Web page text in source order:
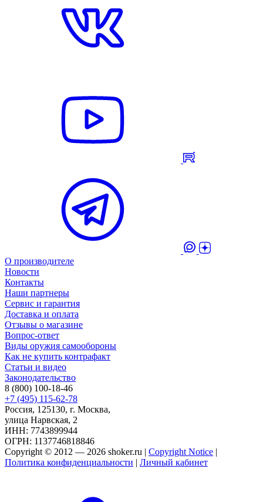
О производителе
Новости
Контакты
Наши партнеры
Сервис и гарантия
Доставка и оплата
Отзывы о магазине
Вопрос-ответ
Виды оружия самообороны
Как не купить контрафакт
Статьи и видео
Законодательство
8 (800) 100-18-46
+7 (495) 115-62-78
Россия, 125130, г. Москва,
улица Нарвская, 2
ИНН: 7743899944
ОГРН: 1137746818846
Copyright © 2012 — 2026 shoker.ru | Copyright Notice |
Политика конфиденциальности | Личный кабинет